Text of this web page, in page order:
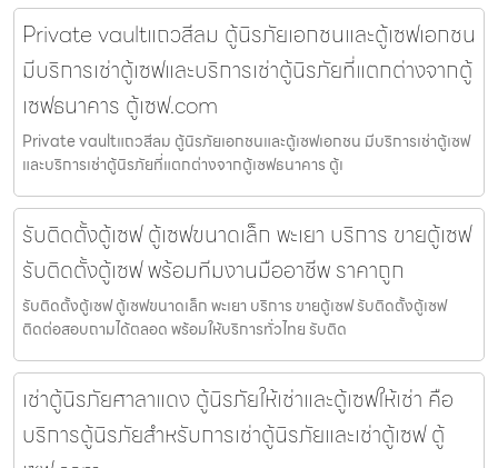
Private vaultแถวสีลม ตู้นิรภัยเอกชนและตู้เซฟเอกชน
มีบริการเช่าตู้เซฟและบริการเช่าตู้นิรภัยที่แตกต่างจากตู้
เซฟธนาคาร ตู้เซฟ.com
Private vaultแถวสีลม ตู้นิรภัยเอกชนและตู้เซฟเอกชน มีบริการเช่าตู้เซฟ
และบริการเช่าตู้นิรภัยที่แตกต่างจากตู้เซฟธนาคาร ตู้เ
รับติดตั้งตู้เซฟ ตู้เซฟขนาดเล็ก พะเยา บริการ ขายตู้เซฟ
รับติดตั้งตู้เซฟ พร้อมทีมงานมืออาชีพ ราคาถูก
รับติดตั้งตู้เซฟ ตู้เซฟขนาดเล็ก พะเยา บริการ ขายตู้เซฟ รับติดตั้งตู้เซฟ
ติดต่อสอบถามได้ตลอด พร้อมให้บริการทั่วไทย รับติด
เช่าตู้นิรภัยศาลาแดง ตู้นิรภัยให้เช่าและตู้เซฟให้เช่า คือ
บริการตู้นิรภัยสำหรับการเช่าตู้นิรภัยและเช่าตู้เซฟ ตู้